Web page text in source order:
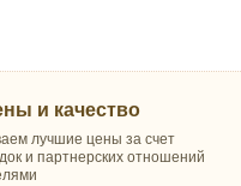
и качество
лучшие цены за счет
и партнерских отношений